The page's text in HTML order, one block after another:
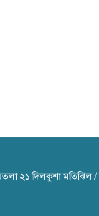
২১ দিলকুশা মতিঝিল